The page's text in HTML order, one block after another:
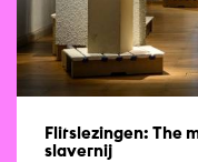
Flitslezingen: The
slavernij